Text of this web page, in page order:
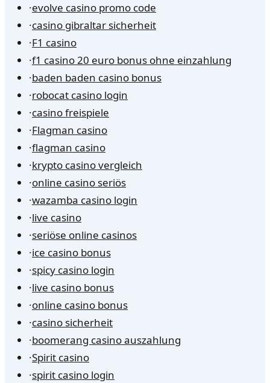
·evolve casino promo code
·casino gibraltar sicherheit
·F1 casino
·f1 casino 20 euro bonus ohne einzahlung
·baden baden casino bonus
·robocat casino login
·casino freispiele
·Flagman casino
·flagman casino
·krypto casino vergleich
·online casino seriös
·wazamba casino login
·live casino
·seriöse online casinos
·ice casino bonus
·spicy casino login
·live casino bonus
·online casino bonus
·casino sicherheit
·boomerang casino auszahlung
·Spirit casino
·spirit casino login